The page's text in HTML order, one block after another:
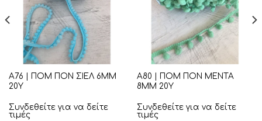
Α76 | ΠΟΜ ΠΟΝ ΣΙΕΛ 6ΜΜ
20Υ
Συνδεθείτε για να δείτε
τιμές
Α80 | ΠΟΜ ΠΟΝ ΜΕΝΤΑ
8ΜΜ 20Υ
Συνδεθείτε για να δείτε
τιμές